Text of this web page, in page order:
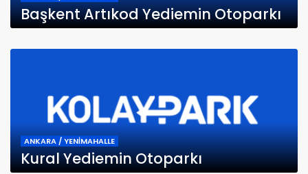
Başkent Artıkod Yediemin Otoparkı
ANKARA / YENİMAHALLE
Kural Yediemin Otoparkı